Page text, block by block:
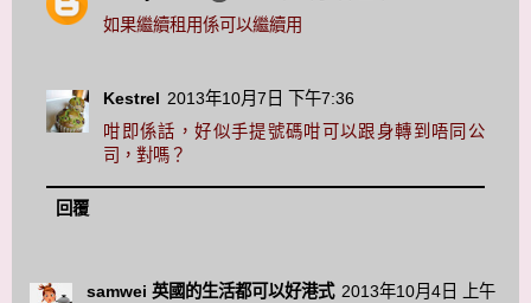
如果繼續租用係可以繼續用
Kestrel 2013年10月7日 下午7:36
咁即係話，好似手提號碼咁可以跟身轉到唔同公
司，對嗎？
回覆
samwei 英國的生活都可以好港式 2013年10月4日 上午